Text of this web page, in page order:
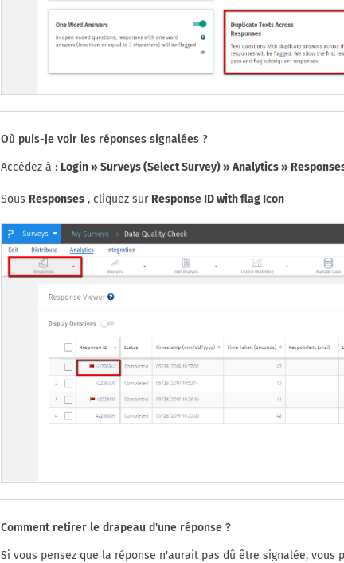
Où puis-je voir les réponses signalées ?
Accédez à : Login » Surveys (Select Survey) » Analytics »
Sous Responses , cliquez sur Response ID with flag Icon
Comment retirer le drapeau d'une réponse ?
Si vous pensez que la réponse n'aurait pas dû être signalée,